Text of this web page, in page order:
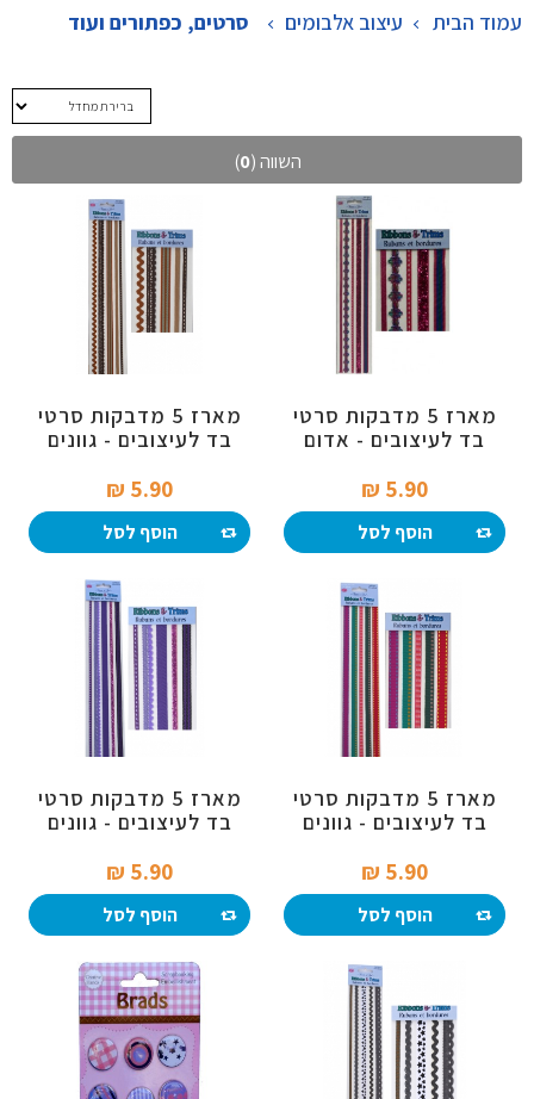
עמוד הבית עיצוב אלבומים > סרטים, כפתורים ועוד
השווה (0
)
מארז 5 מדבקות סרטי
בד לעיצובים - אדום
5.90 ₪‎
הוסף לסל
מארז 5 מדבקות סרטי
בד לעיצובים - גוונים
5.90 ₪‎
הוסף לסל
מארז 5 מדבקות סרטי
בד לעיצובים - גוונים
5.90 ₪‎
הוסף לסל
מארז 5 מדבקות סרטי
בד לעיצובים - גוונים
5.90 ₪‎
הוסף לסל